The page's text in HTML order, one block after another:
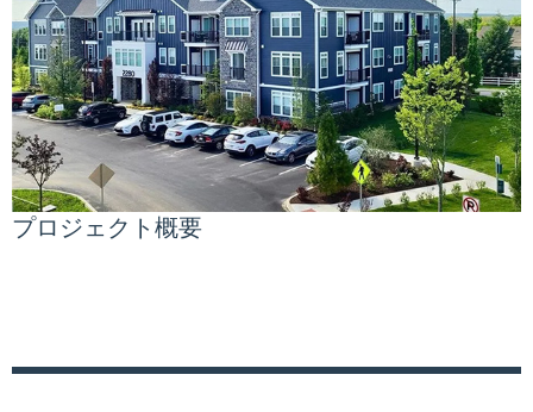
プロジェクト概要